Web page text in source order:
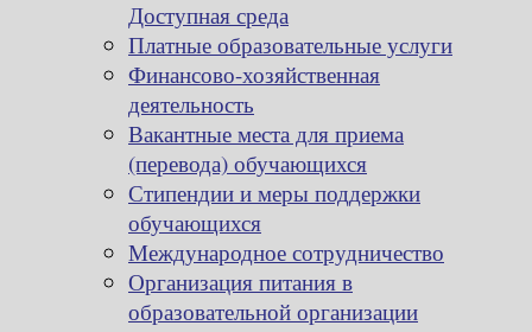
Доступная среда
Платные образовательные услуги
Финансово-хозяйственная
деятельность
Вакантные места для приема
(перевода) обучающихся
Стипендии и меры поддержки
обучающихся
Международное сотрудничество
Организация питания в
образовательной организации